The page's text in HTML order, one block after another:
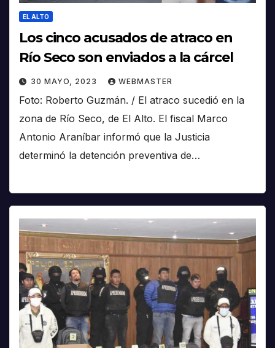
EL ALTO
Los cinco acusados de atraco en
Río Seco son enviados a la cárcel
30 MAYO, 2023 WEBMASTER
Foto: Roberto Guzmán. / El atraco sucedió en la
zona de Río Seco, de El Alto. El fiscal Marco
Antonio Araníbar informó que la Justicia
determinó la detención preventiva de…